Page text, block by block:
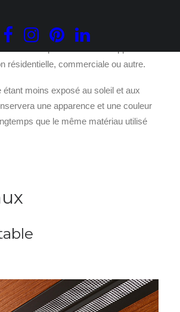
résidentielle, commerciale ou autre.
étant moins exposé au soleil et aux
une apparence et une couleur
que le même matériau utilisé